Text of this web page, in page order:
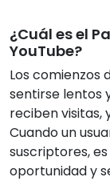
¿Cuál es el
YouTube?
Los comienzos
sentirse lentos
reciben visitas,
Cuando un
suscriptores,
oportunidad y